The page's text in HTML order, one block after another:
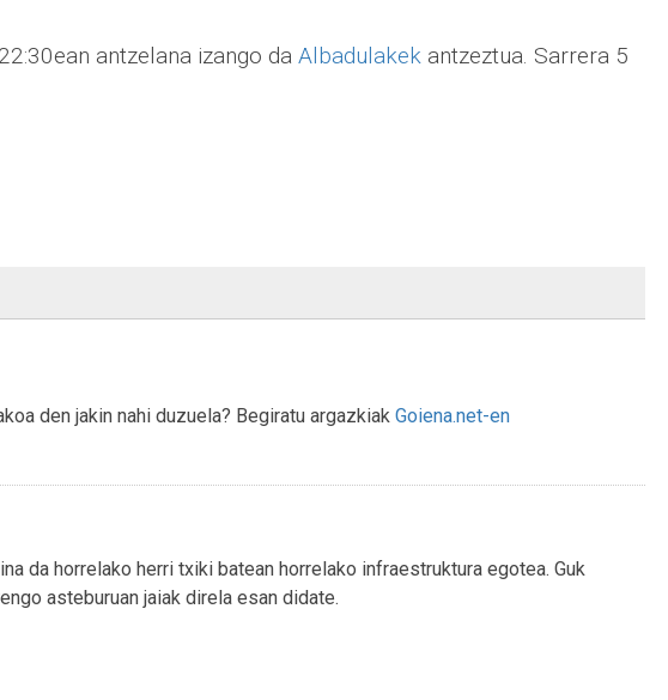
antzelana izango da Albadulakek antzeztua. Sarrera 5
den jakin nahi duzuela? Begiratu argazkiak Goiena.net-en
da horrelako herri txiki batean horrelako infraestruktura egotea. Guk
asteburuan jaiak direla esan didate.